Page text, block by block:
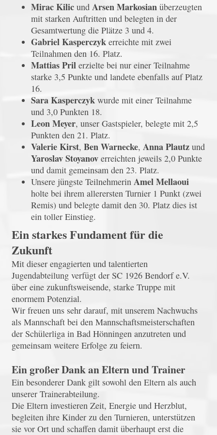
Mirac Kilic und Arsen Markosian überzeugten
mit starken Auftritten und belegten in der
Gesamtwertung die Plätze 3 und 4.
Gabriel Kasperczyk erreichte mit zwei
Teilnahmen den 16. Platz.
Mattias Pril erzielte bei nur einer Teilnahme
starke 3,5 Punkte und landete ebenfalls auf Platz
16.
Sara Kasperczyk wurde mit einer Teilnahme
und 3,0 Punkten 18.
Leon Meyer, unser Gastspieler, belegte mit 2,5
Punkten den 21. Platz.
Valerie Kirst, Ben Warnecke, Anna Plautz und
Yaroslav Stoyanov erreichten jeweils 2,0 Punkte
und damit gemeinsam den 23. Platz.
Unsere jüngste Teilnehmerin Amel Mellaoui
holte bei ihrem allerersten Turnier 1 Punkt (zwei
Remis) und belegte damit den 30. Platz dies ist
ein toller Einstieg.
Ein starkes Fundament für die
Zukunft
Mit dieser engagierten und talentierten
Jugendabteilung verfügt der SC 1926 Bendorf e.V.
über eine zukunftsweisende, starke Truppe mit
enormem Potenzial.
Wir freuen uns sehr darauf, mit unserem Nachwuchs
als Mannschaft bei den Mannschaftsmeisterschaften
der Schülerliga in Bad Hönningen anzutreten und
gemeinsam weitere Erfolge zu feiern.
Ein großer Dank an Eltern und Trainer
Ein besonderer Dank gilt sowohl den Eltern als auch
unserer Trainerabteilung.
Die Eltern investieren Zeit, Energie und Herzblut,
begleiten ihre Kinder zu den Turnieren, unterstützen
sie vor Ort und schaffen damit überhaupt erst die